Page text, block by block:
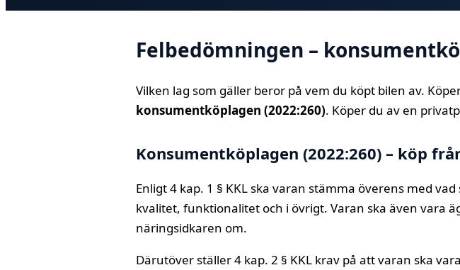
Felbedömningen –
Vilken lag som gäller beror på vem du köpt bilen av.
konsumentköplagen (2022:260). Köper du av en
Konsumentköplagen (2022:260) – köp
Enligt 4 kap. 1 § KKL ska varan stämma överens med
kvalitet, funktionalitet och i övrigt. Varan ska även vara
näringsidkaren om.
Därutöver ställer 4 kap. 2 § KKL krav på att varan ska